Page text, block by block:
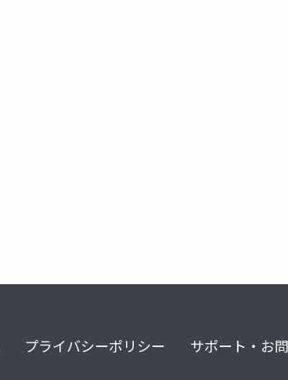
プライバシーポリシー サポート・お